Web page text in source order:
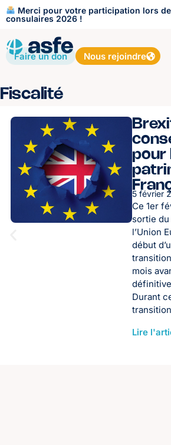
Merci pour votre participation lors
consulaires 2026 !
Faire un don Nous rejoindre
Fiscalité
pour
5 février
Ce 1er
sortie
l’Union
début
mois
Durant
Lire